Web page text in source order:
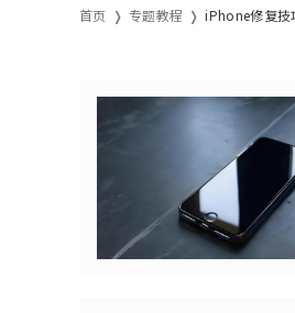
首页 专题教程 iPhone修复技